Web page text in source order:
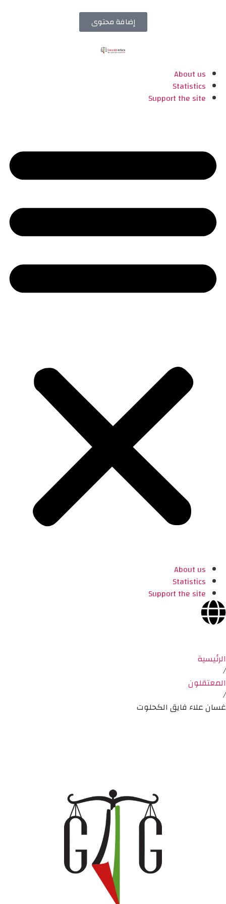
إضافة محتوى
About us
Statistics
Support the site
About us
Statistics
Support the site
الرئيسية
/
المعتقلون
/
غسان علاء فايق الكحلوت